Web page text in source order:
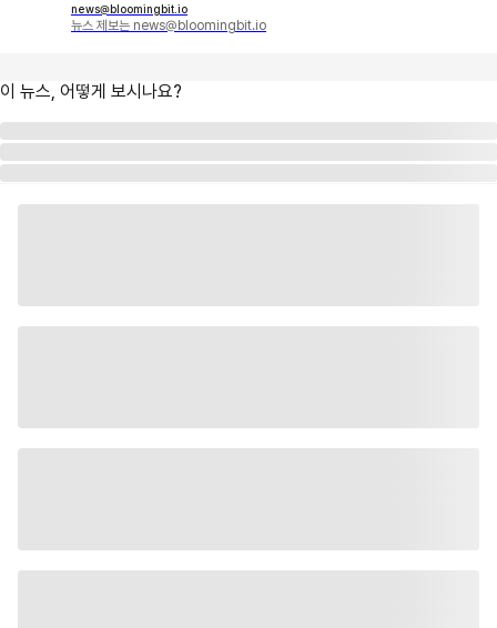
news@bloomingbit.io
뉴스 제보는 news@bloomingbit.io
이 뉴스, 어떻게 보시나요?